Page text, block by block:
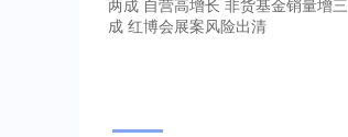
两成 自营高增长 非货基金销量增三
成 红博会展案风险出清